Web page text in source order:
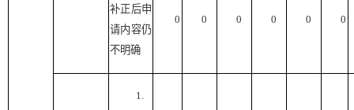
补正后申
请内容仍
不明确
0 0 0 0 0 0
1.